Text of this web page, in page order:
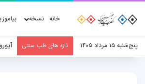
خانه نسخه
پنج‌شنبه ۱۵ مرداد ۱۴۰۵ تازه های طب سنتی